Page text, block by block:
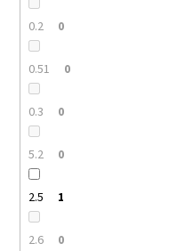
0.2 0
0.51 0
0.3 0
5.2 0
2.5 1
2.6 0